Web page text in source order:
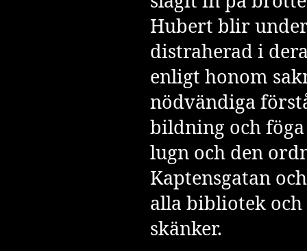
Hubert blir
distraherad i
enligt honom
nödvändiga
bildning och
lugn och den
Kaptensgatan
alla bibliotek
skänker.